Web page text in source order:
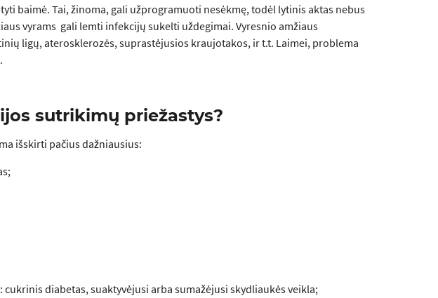
baimė. Tai, žinoma, gali užprogramuoti nesėkmę, todėl lytinis aktas nebus
vyrams gali lemti infekcijų sukelti uždegimai. Vyresnio amžiaus
ligų, aterosklerozės, suprastėjusios kraujotakos, ir t.t. Laimei, problema
sutrikimų priežastys?
išskirti pačius dažniausius:
diabetas, suaktyvėjusi arba sumažėjusi skydliaukės veikla;